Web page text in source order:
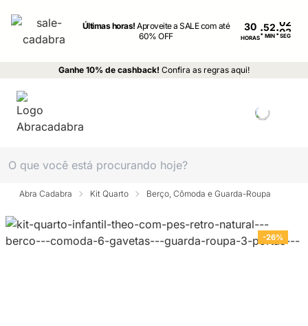
Últimas horas!Aproveite a SALE com até
60% OFF
30
HORAS: MIN : SEG
Ganhe 10% de cashback! Confira as regras aqui!
Abra Cadabra Kit Quarto Berço, Cômoda e Guarda-Roupa
-26%